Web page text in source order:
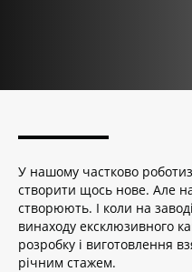
У нашому частково
створити щось нове. Але
створюють. І коли на
винаходу ексклюзивного
розробку і виготовлення
річним стажем.